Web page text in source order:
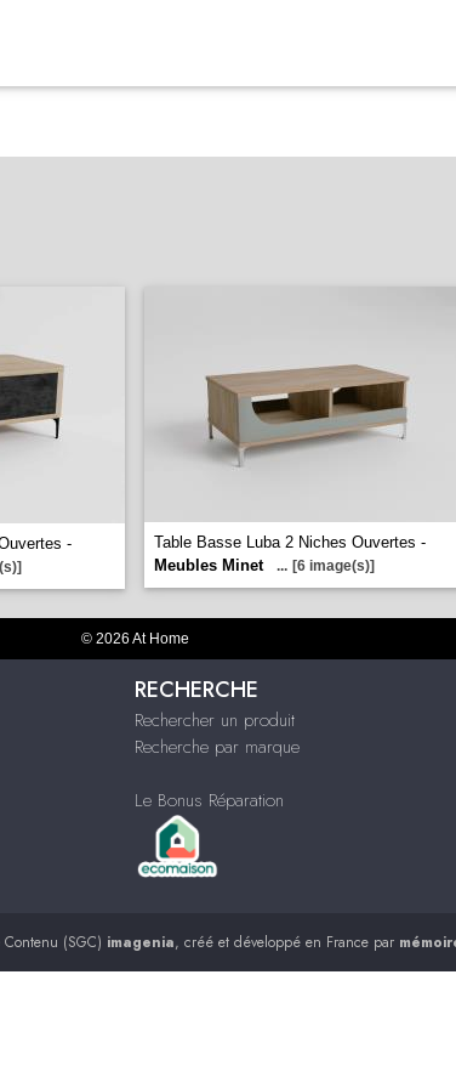
-
Table Basse Luba 2 Niches Ouvertes -
Meubles Minet
... [6 image(s)]
© 2026 At Home
RECHERCHE
Rechercher un produit
Recherche par marque
Le Bonus Réparation
(SGC) imagenia, créé et développé en France par